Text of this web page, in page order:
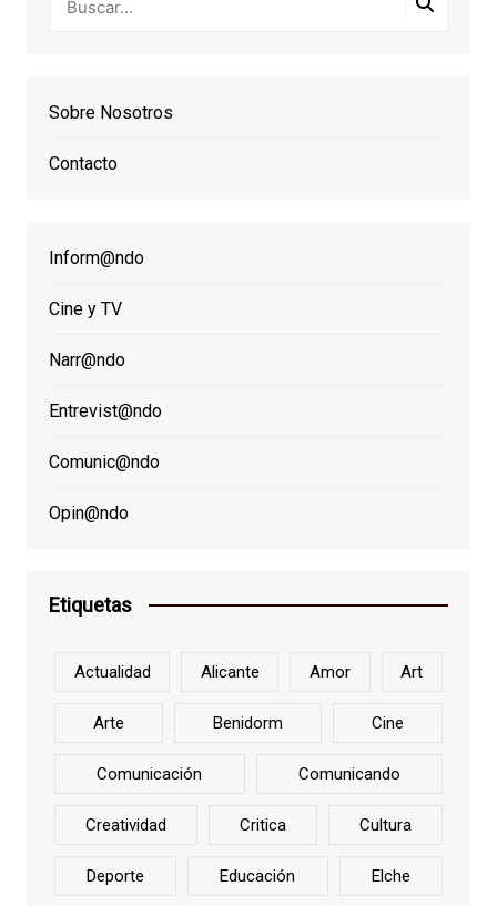
Sobre Nosotros
Contacto
Inform@ndo
Cine y TV
Narr@ndo
Entrevist@ndo
Comunic@ndo
Opin@ndo
Etiquetas
Actualidad Alicante Amor Art
Arte Benidorm Cine
Comunicación Comunicando
Creatividad Critica Cultura
Deporte Educación Elche